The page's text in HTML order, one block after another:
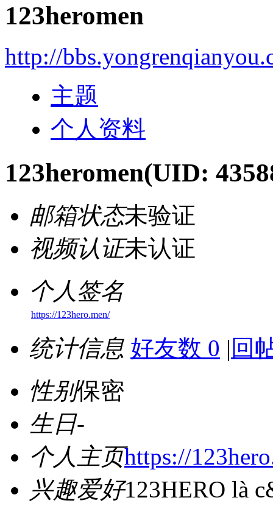
123heromen
http://
主题
个人资料
123heromen(UID:
邮箱状态未验证
视频认证未认证
个人签名
https://123hero.men/
统计信息 好友数 0 | 回
性别保密
生日-
个人主页https://
兴趣爱好123HERO là